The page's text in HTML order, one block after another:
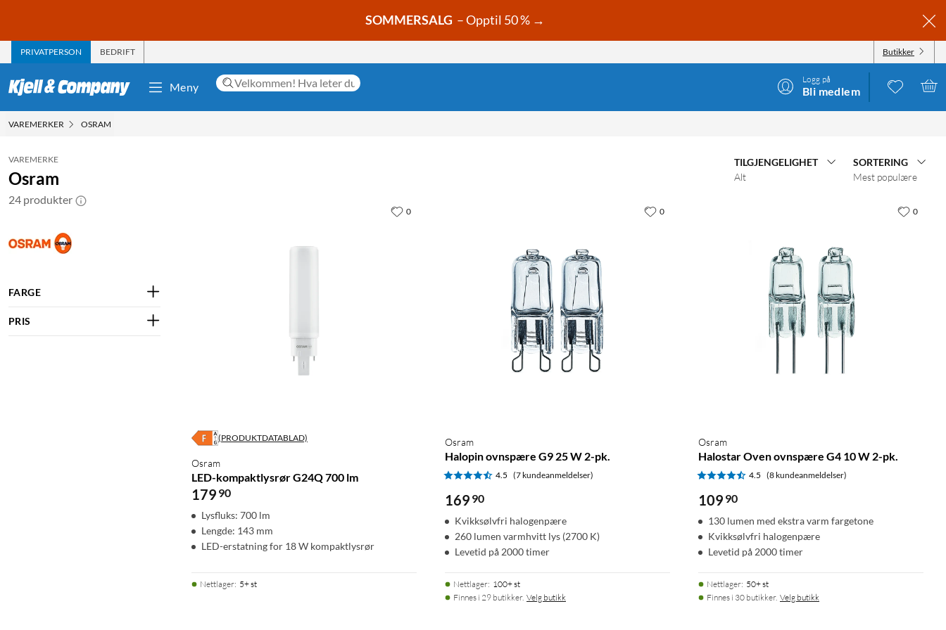
SOMMERSALG – Opptil 50 % →
PRIVATPERSON BEDRIFT Butikker
Meny
Logg på
Bli medlem
VAREMERKER OSRAM
VAREMERKE
Osram
24 produkter
FARGE
PRIS
TILGJENGELIGHET
Alt
SORTERING
Mest populære
(PRODUKTDATABLAD)
Osram
LED-kompaktlysrør G24Q 700 lm
179 90
Lysfluks: 700 lm
Lengde: 143 mm
LED-erstatning for 18 W kompaktlysrør
Nettlager: 5+ st
0
Osram
Halopin ovnspære G9 25 W 2-pk.
4.5 (7 kundeanmeldelser)
169 90
Kvikksølvfri halogenpære
260 lumen varmhvitt lys (2700 K)
Levetid på 2000 timer
Nettlager: 100+ st
Finnes i 29 butikker. Velg butikk
0
Osram
Halostar Oven ovnspære G4 10 W 2-pk.
4.5 (8 kundeanmeldelser)
109 90
130 lumen med ekstra varm fargetone
Kvikksølvfri halogenpære
Levetid på 2000 timer
Nettlager: 50+ st
Finnes i 30 butikker. Velg butikk
0